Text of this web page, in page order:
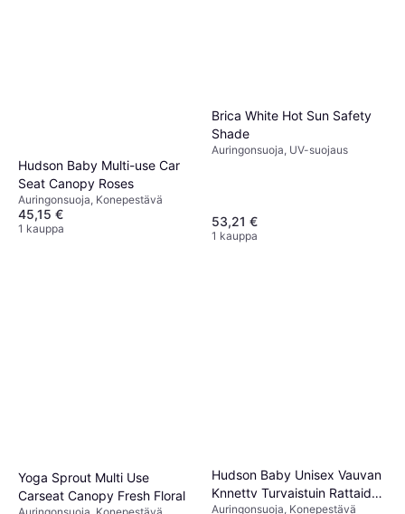
Hudson Baby Multi-use Car
Seat Canopy Roses
Auringonsuoja, Konepestävä
45,15 €
1 kauppa
Brica White Hot Sun Safety
Shade
Auringonsuoja, UV-suojaus
53,21 €
1 kauppa
Yoga Sprout Multi Use
Carseat Canopy Fresh Floral
Hudson Baby Unisex Vauvan
Knnettv Turvaistuin Rattaiden
Auringonsuoja, Konepestävä